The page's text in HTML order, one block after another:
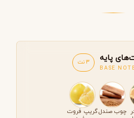
پایه
BASE
3 نت
چوب صندلگریپ فروت